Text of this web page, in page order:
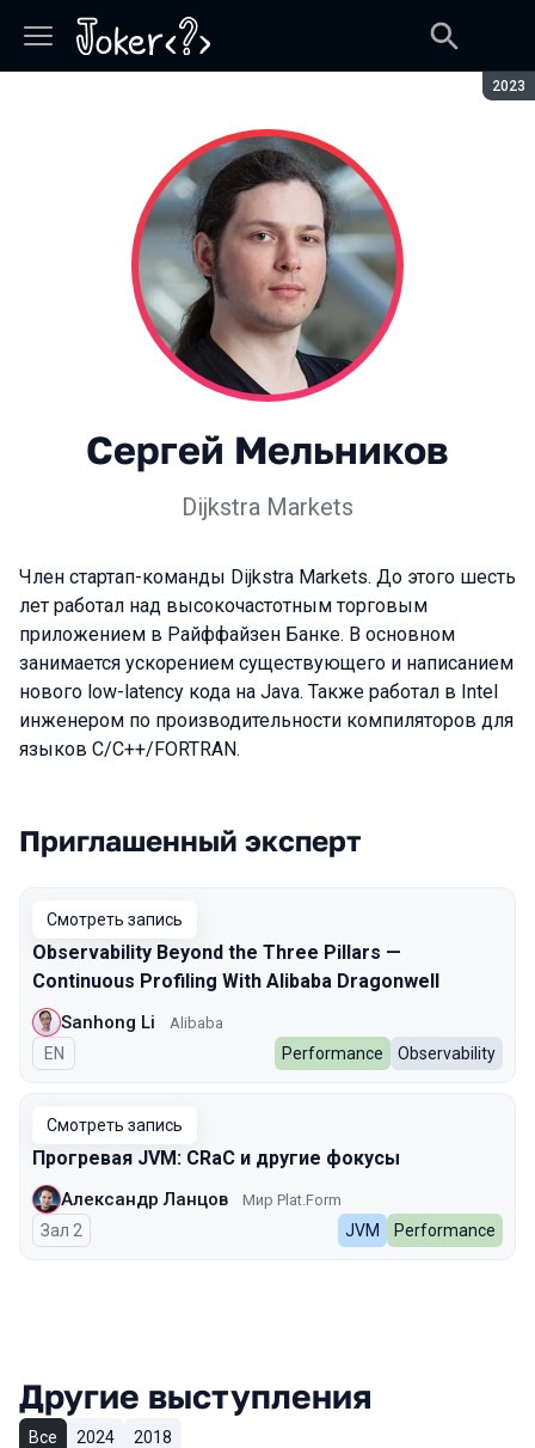
2023
Сергей Мельников
Dijkstra Markets
Член стартап-команды Dijkstra Markets. До этого шесть
лет работал над высокочастотным торговым
приложением в Райффайзен Банке. В основном
занимается ускорением существующего и написанием
нового low-latency кода на Java. Также работал в Intel
инженером по производительности компиляторов для
языков C/C++/FORTRAN.
Выступления в сезоне 2023
Приглашенный эксперт
Смотреть запись
Observability Beyond the Three Pillars —
Continuous Profiling With Alibaba Dragonwell
Sanhong Li Alibaba
На английском языке
EN Performance Observability
Смотреть запись
Прогревая JVM: CRaC и другие фокусы
Александр Ланцов Мир Plat.Form
Зал 2 JVM Performance
Другие выступления
Все 2024 2018